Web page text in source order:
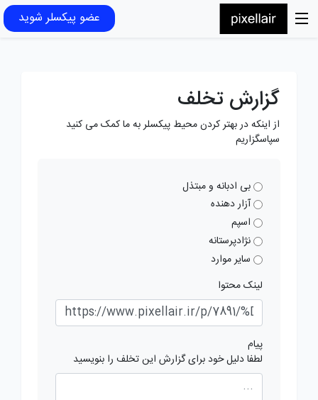
عضو پیکسلر شوید
گزارش تخلف
از اینکه در بهتر کردن محیط پیکسلر به ما کمک می کنید
سپاسگزاریم
بی ادبانه و مبتذل
آزار دهنده
اسپم
نژادپرستانه
سایر موارد
لینک محتوا
پیام
لطفا دلیل خود برای گزارش این تخلف را بنویسید